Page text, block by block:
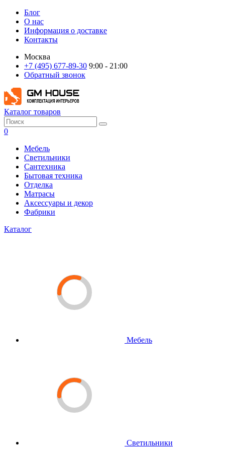
Блог
О нас
Информация о доставке
Контакты
Москва
+7 (495) 677-89-30 9:00 - 21:00
Обратный звонок
Каталог товаров
0
Мебель
Светильники
Сантехника
Бытовая техника
Отделка
Матрасы
Аксессуары и декор
Фабрики
Каталог
Мебель
Светильники